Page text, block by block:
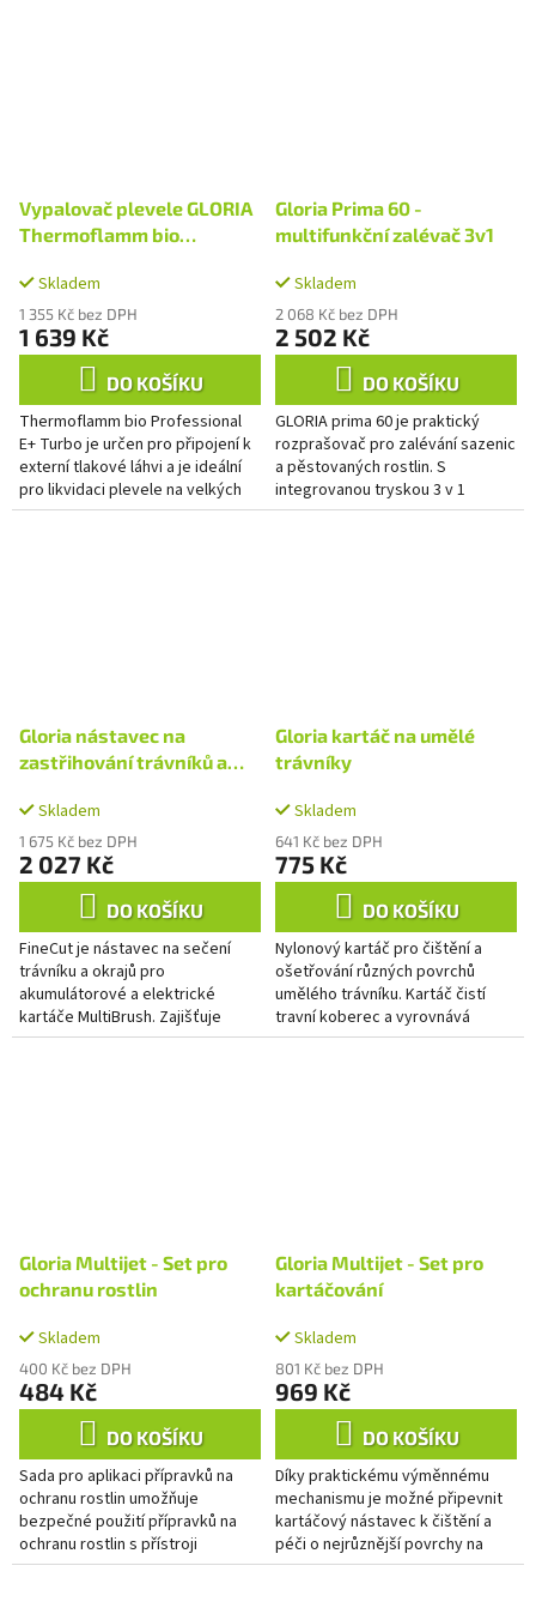
Vypalovač plevele GLORIA
Thermoflamm bio
Skladem
1 355 Kč bez DPH
1 639 Kč
DO KOŠÍKU
Thermoflamm bio Professional
E+ Turbo je určen pro připojení k
externí tlakové láhvi a je ideální
pro likvidaci plevele na velkých
plochách.
Gloria Prima 60 -
multifunkční zalévač 3v1
Skladem
2 068 Kč bez DPH
2 502 Kč
DO KOŠÍKU
GLORIA prima 60 je praktický
rozprašovač pro zalévání sazenic
a pěstovaných rostlin. S
integrovanou tryskou 3 v 1
můžete citlivé rostliny šetrně
Gloria nástavec na
zastřihování trávníků a
Skladem
1 675 Kč bez DPH
2 027 Kč
DO KOŠÍKU
FineCut je nástavec na sečení
trávníku a okrajů pro
akumulátorové a elektrické
kartáče MultiBrush. Zajišťuje
nejlepší výsledky sečení na
Gloria kartáč na umělé
trávníky
Skladem
641 Kč bez DPH
775 Kč
DO KOŠÍKU
Nylonový kartáč pro čištění a
ošetřování různých povrchů
umělého trávníku. Kartáč čistí
travní koberec a vyrovnává
stébla trávy. Díky spirálové
Gloria Multijet - Set pro
ochranu rostlin
Skladem
400 Kč bez DPH
484 Kč
DO KOŠÍKU
Sada pro aplikaci přípravků na
ochranu rostlin umožňuje
bezpečné použití přípravků na
ochranu rostlin s přístroji
MultiJet.
Gloria Multijet - Set pro
kartáčování
Skladem
801 Kč bez DPH
969 Kč
DO KOŠÍKU
Díky praktickému výměnnému
mechanismu je možné připevnit
kartáčový nástavec k čištění a
péči o nejrůznější povrchy na
všechna zařízení MultiJet v